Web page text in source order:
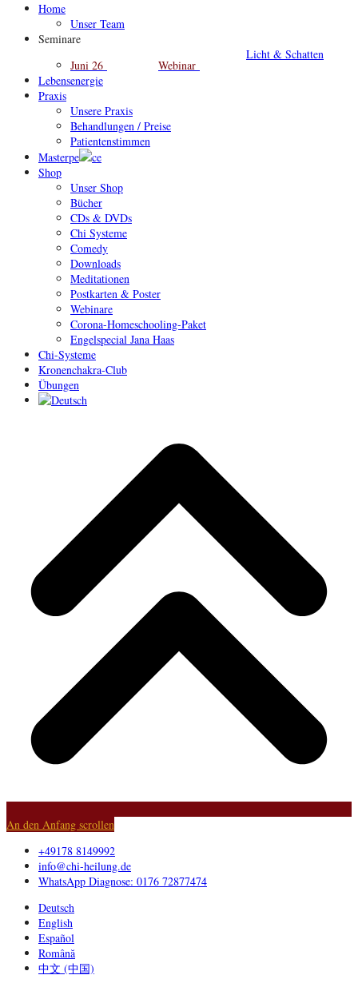
Home
Unser Team
Seminare
Juni 26
Webinar
Licht & Schatten
Lebensenergie
Praxis
Unsere Praxis
Behandlungen / Preise
Patientenstimmen
Masterpe
ce
Shop
Unser Shop
Bücher
CDs & DVDs
Chi Systeme
Comedy
Downloads
Meditationen
Postkarten & Poster
Webinare
Corona-Homeschooling-Paket
Engelspecial Jana Haas
Chi-Systeme
Kronenchakra-Club
Übungen
An den Anfang scrollen
+49178 8149992
info@chi-heilung.de
WhatsApp Diagnose: 0176 72877474
Deutsch
English
Español
Română
中文 (中国)